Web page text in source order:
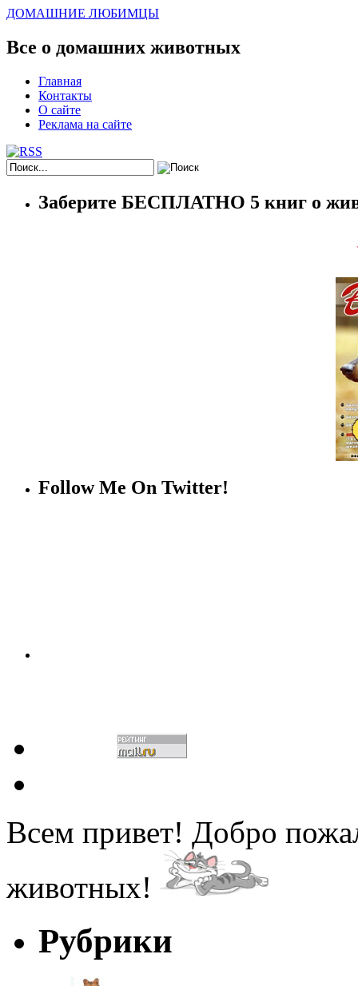
ДОМАШНИЕ ЛЮБИМЦЫ
Все о домашних животных
Главная
Контакты
О сайте
Реклама на сайте
Заберите БЕСПЛАТНО 5 книг о
Follow Me On Twitter!
Всем привет! Добро
животных!
Рубрики